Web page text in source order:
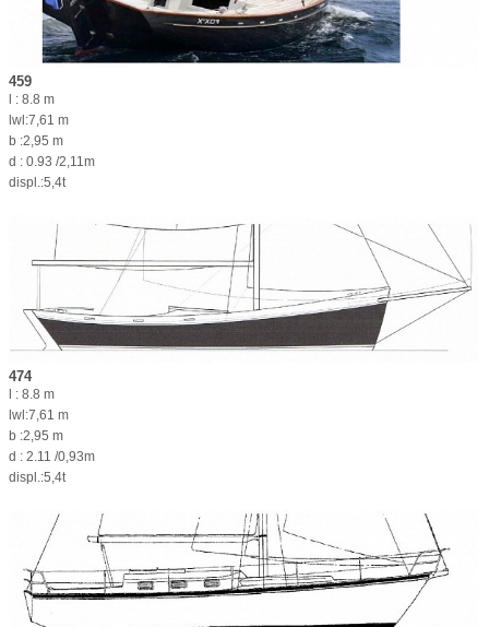
459
l : 8.8 m
lwl:7,61 m
b :2,95 m
d : 0.93 /2,11m
displ.:5,4t
474
l : 8.8 m
lwl:7,61 m
b :2,95 m
d : 2.11 /0,93m
displ.:5,4t